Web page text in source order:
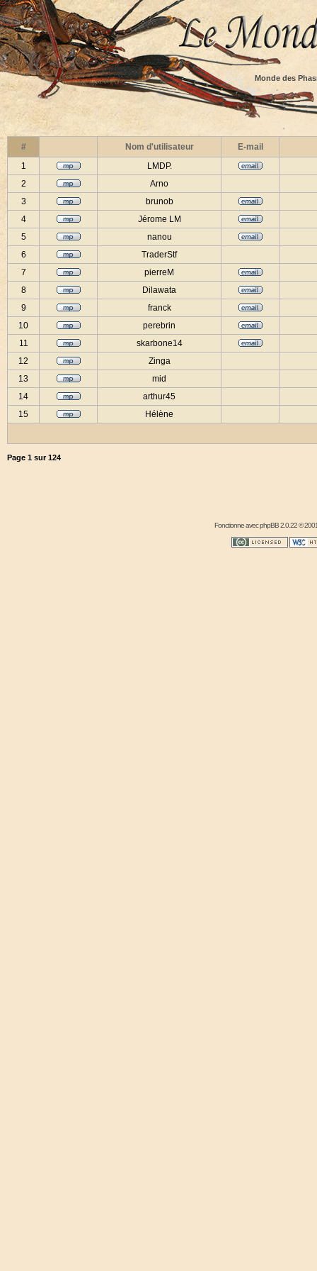
Monde des
# Nom d'utilisateur
E-mail
1
LMDP.
2
Arno
3
brunob
4
Jérome LM
5
nanou
6
TraderStf
7
pierreM
8
Dilawata
9
franck
10
perebrin
11
skarbone14
12
Zinga
13
mid
14
arthur45
15
Hélène
Page 1 sur124
Fonctionne avecphpBB2.0.22 ©